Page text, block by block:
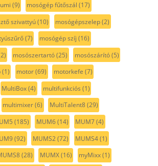
(9) mosógép fűtőszál (17)
szivattyú(10) mosógépszelep(2)
(7) mosógép szíj (16)
mosószertartó(25) mosószárító(5)
(1) motor(69) motorkefe (7)
MultiBox(4) multifunkciós (1)
multimixer(6) MultiTalent8(29)
(185) MUM6(14) MUM7(4)
(92) MUMS2(72) MUMS4(1)
(28) MUMX(16) myMixx(1)